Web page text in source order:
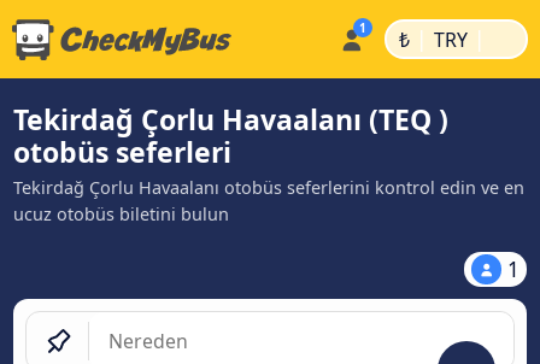
₺ | TRY |
Tekirdağ Çorlu Havaalanı (TEQ )
otobüs seferleri
Tekirdağ Çorlu Havaalanı otobüs seferlerini kontrol edin ve en
ucuz otobüs biletini bulun
1